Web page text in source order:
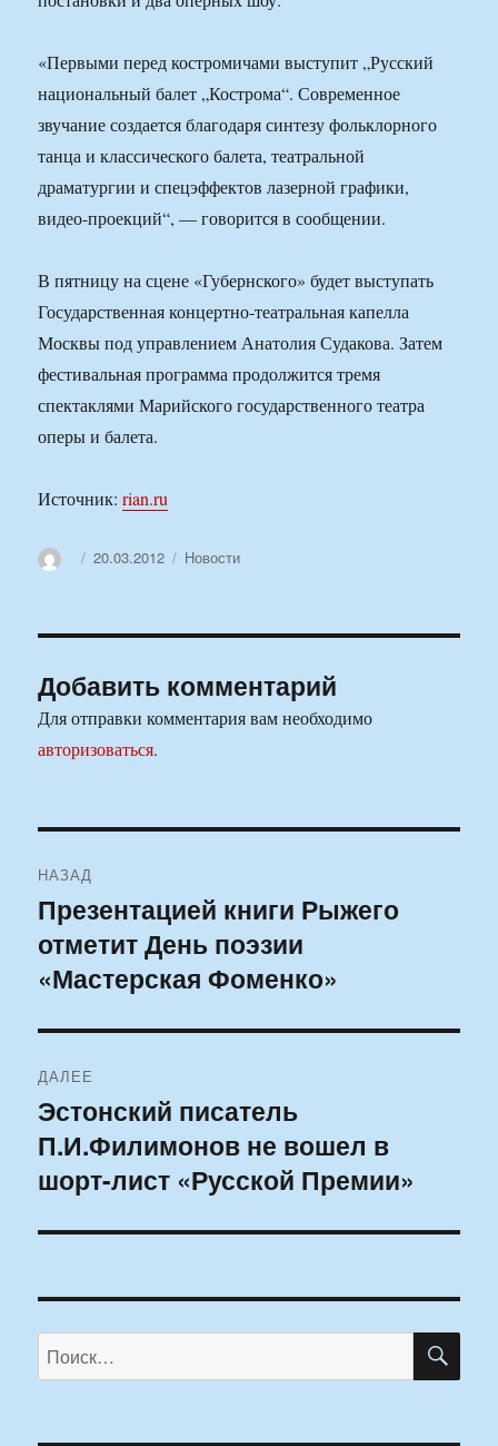
«Первыми перед костромичами выступит „Русский
национальный балет „Кострома“. Современное
звучание создается благодаря синтезу фольклорного
танца и классического балета, театральной
драматургии и спецэффектов лазерной графики,
видео-проекций“, — говорится в сообщении.
В пятницу на сцене «Губернского» будет выступать
Государственная концертно-театральная капелла
Москвы под управлением Анатолия Судакова. Затем
фестивальная программа продолжится тремя
спектаклями Марийского государственного театра
оперы и балета.
Источник:rian.ru
АвторОпубликовано
20.03.2012 Рубрики
Новости
Добавить комментарий
Для отправки комментария вам необходимо
авторизоваться.
по
записям
НАЗАД
Предыдущая
запись:
Презентацией книги Рыжего
отметит День поэзии
«Мастерская Фоменко»
ДАЛЕЕ
Следующая
запись:
Эстонский писатель
П.И.Филимонов не вошел в
шорт-лист «Русской Премии»
Искать: